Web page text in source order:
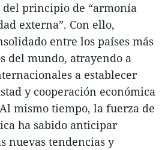
del principio de “armonía
externa”. Con ello,
entre los países más
del mundo, atrayendo a
a establecer
y cooperación económica
mismo tiempo, la fuerza de
ha sabido anticipar
nuevas tendencias y